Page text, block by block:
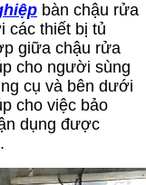
bàn chậu rửa
các thiết bị tủ
giữa chậu rửa
cho người sùng
cụ và bên dưới
cho việc bảo
dụng được